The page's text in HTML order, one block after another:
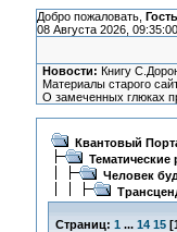
Добро пожаловать, Гость
08 Августа 2026, 09:35:00
Новости: Книгу
Материалы старого
О замеченных глюках
Квантовый
Тематические
Человек
Страниц: 1 ... 14 15[